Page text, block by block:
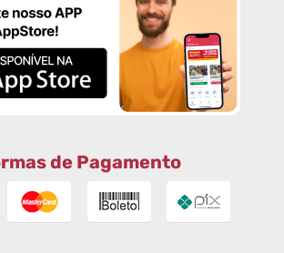
de Pagamento